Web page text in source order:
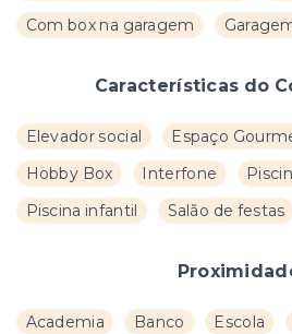
Com box na garagem
Características do
Elevador social Espaço
Hobby Box
Interfone
Piscina infantil
Salão de festas
Academia Banco Escola